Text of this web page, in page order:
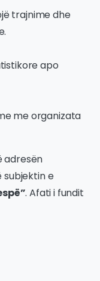
trajnime dhe
apo
me organizata
adresën
subjektin e
. Afati i fundit